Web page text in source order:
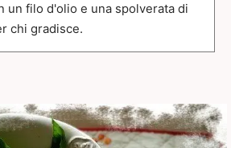
un filo d'olio e una spolverata di
chi gradisce.